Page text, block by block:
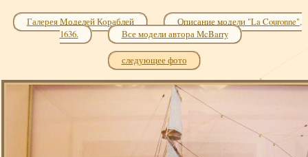
Галерея Моделей Кораблей
Описание модели "La Couronne",
1636.
Все модели автора McBarry
следующее фото